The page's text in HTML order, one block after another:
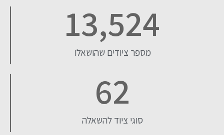
מספר ציודים שהושאלו
13,524
סוגי ציוד להשאלה
62